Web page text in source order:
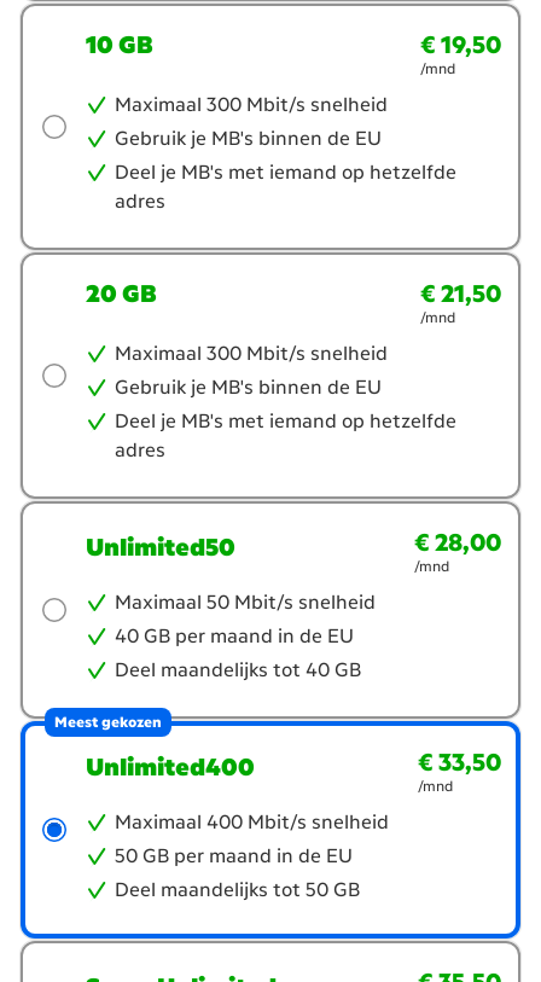
10 GB € 19,50
€ 19,50
per maand
/mnd
Maximaal 300 Mbit/s snelheid
Gebruik je MB's binnen de EU
Deel je MB's met iemand op hetzelfde
adres
20 GB € 21,50
€ 21,50
per maand
/mnd
Maximaal 300 Mbit/s snelheid
Gebruik je MB's binnen de EU
Deel je MB's met iemand op hetzelfde
adres
Unlimited50 € 28,00
€ 28,00
per maand
/mnd
Maximaal 50 Mbit/s snelheid
40 GB per maand in de EU
Deel maandelijks tot 40 GB
Meest gekozen
Unlimited400 € 33,50
€ 33,50
per maand
/mnd
Maximaal 400 Mbit/s snelheid
50 GB per maand in de EU
Deel maandelijks tot 50 GB